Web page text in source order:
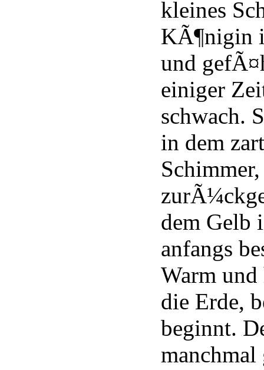
kleines
KÃ¶nigin
und
einiger
schwach.
in dem
dem Gelb
anfangs
Warm und
die Erde,
beginnt.
manchmal